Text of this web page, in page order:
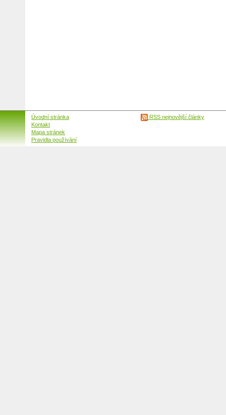
Úvodní stránka
Kontakt
Mapa stránek
Pravidla používání
RSS nejnovější články